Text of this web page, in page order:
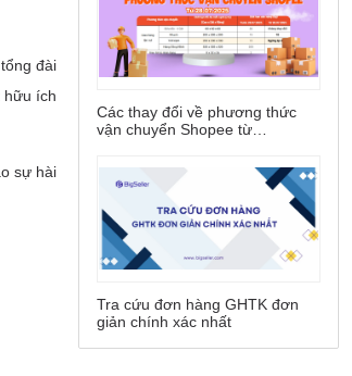
Các thay đổi về phương thức
vận chuyển Shopee từ
Tra cứu đơn hàng GHTK đơn
giản chính xác nhất